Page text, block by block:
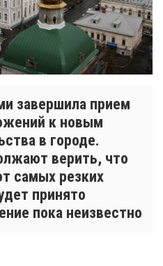
завершила прием
к новым
в городе.
верить, что
самых резких
принято
пока неизвестно